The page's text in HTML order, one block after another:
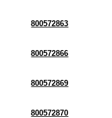
800572863
800572866
800572869
800572870